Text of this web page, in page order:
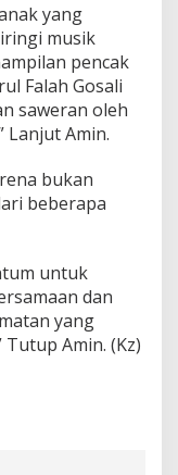
yang
musik
pencak
Falah Gosali
saweran oleh
Lanjut Amin.
bukan
beberapa
untuk
dan
yang
Amin. (Kz)